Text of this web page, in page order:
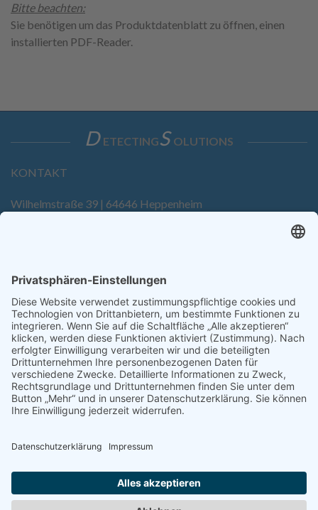
Bitte beachten:
Sie benötigen um das Produktdatenblatt zu öffnen, einen
installierten PDF-Reader.
D ETECTINGS OLUTIONS
KONTAKT
Wilhelmstraße 39 | 64646 Heppenheim
SERVICE
Anfrage
Direkt-Bestellung
KONTAKTFORMULAR
AGB
Sitemap
Copyright © Dietz Sensortechnik